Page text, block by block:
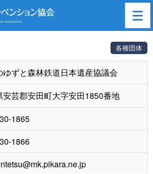
協会>賛助会員一覧
> 中芸のゆずと森林鉄道日本遺
各種団体
ゆずと森林鉄道日本遺産協議会
安芸郡安田町大字安田1850番地
1865
1866